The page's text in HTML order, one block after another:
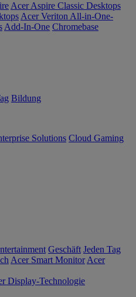
Acer Aspire Classic Desktops
Acer Veriton All-in-One-
Add-In-One Chromebase
Bildung
Solutions Cloud Gaming
Geschäft Jeden Tag
Acer Smart Monitor Acer
Display-Technologie